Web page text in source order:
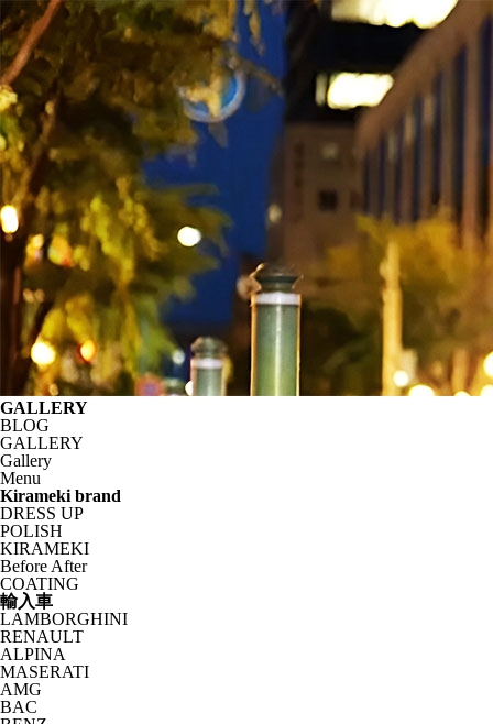
GALLERY
BLOG
GALLERY
Gallery
Menu
Kirameki brand
DRESS UP
POLISH
KIRAMEKI
Before After
COATING
輸入車
LAMBORGHINI
RENAULT
ALPINA
MASERATI
AMG
BAC